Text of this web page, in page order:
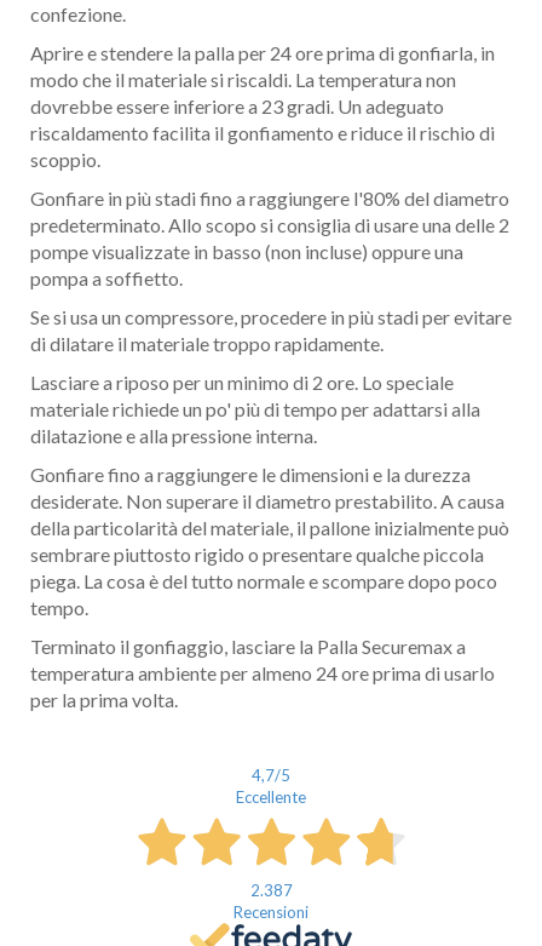
confezione.
Aprire e stendere la palla per 24 ore prima di gonfiarla, in
modo che il materiale si riscaldi. La temperatura non
dovrebbe essere inferiore a 23 gradi. Un adeguato
riscaldamento facilita il gonfiamento e riduce il rischio di
scoppio.
Gonfiare in più stadi fino a raggiungere l'80% del diametro
predeterminato. Allo scopo si consiglia di usare una delle 2
pompe visualizzate in basso (non incluse) oppure una
pompa a soffietto.
Se si usa un compressore, procedere in più stadi per evitare
di dilatare il materiale troppo rapidamente.
Lasciare a riposo per un minimo di 2 ore. Lo speciale
materiale richiede un po' più di tempo per adattarsi alla
dilatazione e alla pressione interna.
Gonfiare fino a raggiungere le dimensioni e la durezza
desiderate. Non superare il diametro prestabilito. A causa
della particolarità del materiale, il pallone inizialmente può
sembrare piuttosto rigido o presentare qualche piccola
piega. La cosa è del tutto normale e scompare dopo poco
tempo.
Terminato il gonfiaggio, lasciare la Palla Securemax a
temperatura ambiente per almeno 24 ore prima di usarlo
per la prima volta.
4,7/5
Eccellente
2.387
Recensioni